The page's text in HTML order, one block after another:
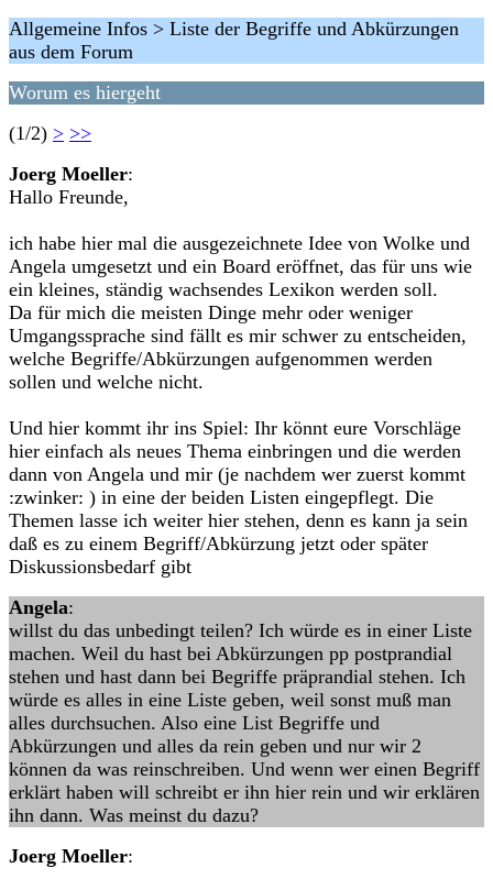
Allgemeine Infos > Liste der Begriffe und Abkürzungen
aus dem Forum
Worum es hiergeht
(1/2) > >>
Joerg Moeller:
Hallo Freunde,
ich habe hier mal die ausgezeichnete Idee von Wolke und
Angela umgesetzt und ein Board eröffnet, das für uns wie
ein kleines, ständig wachsendes Lexikon werden soll.
Da für mich die meisten Dinge mehr oder weniger
Umgangssprache sind fällt es mir schwer zu entscheiden,
welche Begriffe/Abkürzungen aufgenommen werden
sollen und welche nicht.
Und hier kommt ihr ins Spiel: Ihr könnt eure Vorschläge
hier einfach als neues Thema einbringen und die werden
dann von Angela und mir (je nachdem wer zuerst kommt
:zwinker: ) in eine der beiden Listen eingepflegt. Die
Themen lasse ich weiter hier stehen, denn es kann ja sein
daß es zu einem Begriff/Abkürzung jetzt oder später
Diskussionsbedarf gibt
Angela:
willst du das unbedingt teilen? Ich würde es in einer Liste
machen. Weil du hast bei Abkürzungen pp postprandial
stehen und hast dann bei Begriffe präprandial stehen. Ich
würde es alles in eine Liste geben, weil sonst muß man
alles durchsuchen. Also eine List Begriffe und
Abkürzungen und alles da rein geben und nur wir 2
können da was reinschreiben. Und wenn wer einen Begriff
erklärt haben will schreibt er ihn hier rein und wir erklären
ihn dann. Was meinst du dazu?
Joerg Moeller: